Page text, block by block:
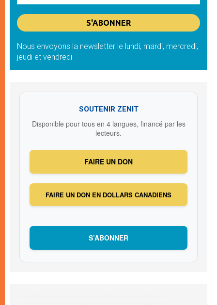
Nous envoyons la newsletter le lundi, mardi, mercredi,
jeudi et vendredi
SOUTENIR ZENIT
Disponible pour tous en 4 langues, financé par les
lecteurs.
FAIRE UN DON
FAIRE UN DON EN DOLLARS CANADIENS
S’ABONNER